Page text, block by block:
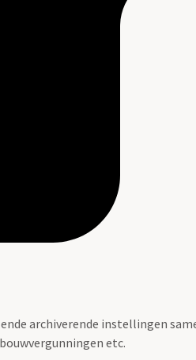
archiverende instellingen
etc.